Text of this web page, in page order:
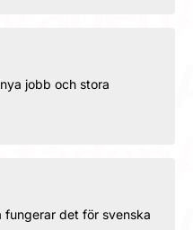
jobb och stora
fungerar det för svenska